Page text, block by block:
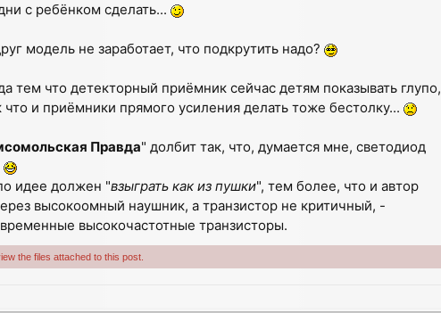
с ребёнком сделать...
модель не заработает, что подкрутить надо?
тем что детекторный приёмник сейчас детям показывать глупо,
что и приёмники прямого усиления делать тоже бестолку...
Правда" долбит так, что, думается мне, светодиод
идее должен "взыграть как из пушки", тем более, что и автор
высокоомный наушник, а транзистор не критичный, -
высокочастотные транзисторы.
the files attached to this post.